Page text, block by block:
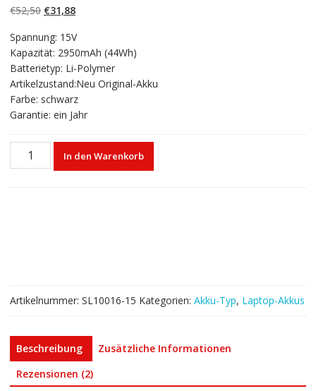
basierend auf
Kundenbewertun
€52,50 Ursprünglicher
war:
€52,50
€31,88Aktueller
ist:
€31,88.
Spannung: 15V
Kapazität: 2950mAh (44Wh)
Batterietyp: Li-Polymer
Artikelzustand:Neu Original-Akku
Farbe: schwarz
Garantie: ein Jahr
Laptop
In den Warenkorb
Artikelnummer: SL10016-15 Kategorien: Akku-Typ, Laptop-Akkus
Beschreibung
Zusätzliche Informationen
Rezensionen (2)